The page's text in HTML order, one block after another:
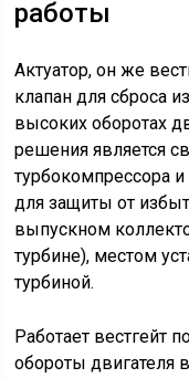
работы
Актуатор, он же
клапан для сброса
высоких оборотах
решения является
турбокомпрессора
для защиты от
выпускном
турбине), местом
турбиной.
Работает вестгейт
обороты двигателя